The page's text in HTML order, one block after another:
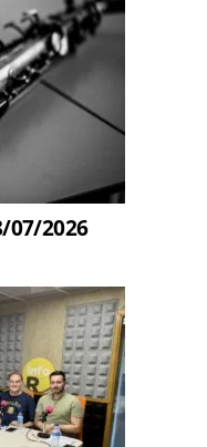
07/2026